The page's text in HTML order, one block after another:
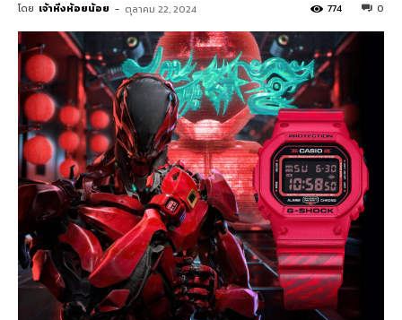
โดย เจ้าหิ่งห้อยน้อย - ตุลาคม 22, 2024 0
774